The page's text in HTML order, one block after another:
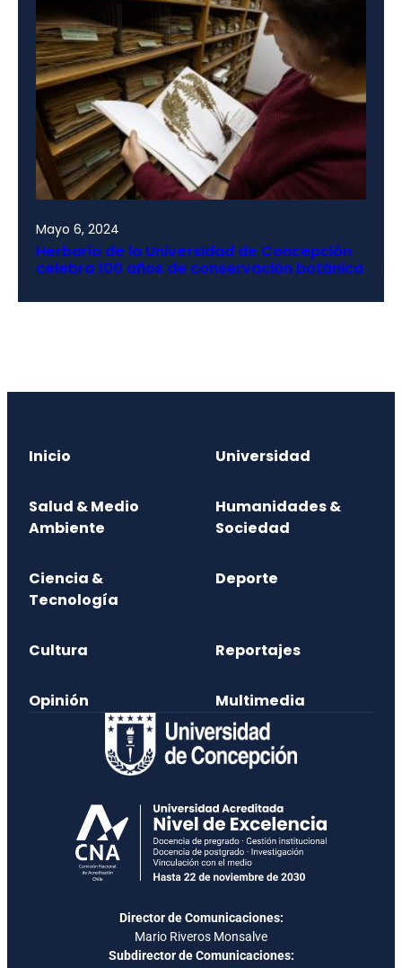
Mayo 6, 2024
Herbario de la Universidad de Concepción
celebra 100 años de conservación botánica
Inicio Universidad
Salud & Medio
Ambiente
Humanidades &
Sociedad
Ciencia &
Tecnología
Deporte
Cultura Reportajes
Opinión Multimedia
Director de Comunicaciones:
Mario Riveros Monsalve
Subdirector de Comunicaciones: